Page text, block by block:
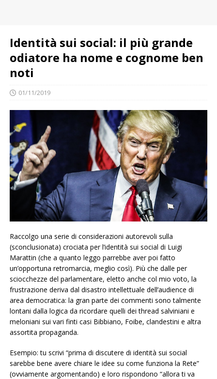
Identità sui social: il più grande
odiatore ha nome e cognome ben
noti
01/11/2019
Raccolgo una serie di considerazioni autorevoli sulla
(sconclusionata) crociata per l’identità sui social di Luigi
Marattin (che a quanto leggo parrebbe aver poi fatto
un’opportuna retromarcia, meglio così). Più che dalle per
sciocchezze del parlamentare, eletto anche col mio voto, la
frustrazione deriva dal disastro intellettuale dell’audience di
area democratica: la gran parte dei commenti sono talmente
lontani dalla logica da ricordare quelli dei thread salviniani e
meloniani sui vari finti casi Bibbiano, Foibe, clandestini e altra
assortita propaganda.
Esempio: tu scrivi “prima di discutere di identità sui social
sarebbe bene avere chiare le idee su come funziona la Rete”
(ovviamente argomentando) e loro rispondono “allora ti va